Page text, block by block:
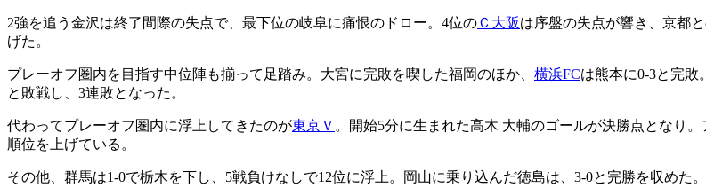
2強を追う金沢は終了間際の失点で、最下位の岐阜に痛恨のドロー。4位のＣ大阪は序盤の失点が響き、京都
げた。
プレーオフ圏内を目指す中位陣も揃って足踏み。大宮に完敗を喫した福岡のほか、 横浜FCは熊本に0-3と完敗
と敗戦し、3連敗となった。
代わってプレーオフ圏内に浮上してきたのが東京Ｖ 。開始5分に生まれた高木 大輔のゴールが決勝点となり。
順位を上げている。
その他、群馬は1-0で栃木を下し、5戦負けなしで12位に浮上。岡山に乗り込んだ徳島は、3-0と完勝を収めた